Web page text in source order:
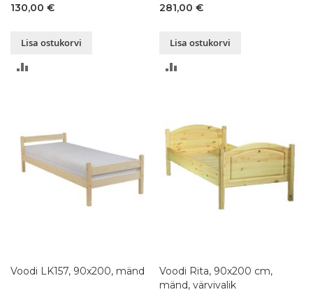
130,00 €
Lisa ostukorvi
281,00 €
Lisa ostukorvi
Voodi LK157, 90x200, mänd
Voodi Rita, 90x200 cm,
mänd, värvivalik